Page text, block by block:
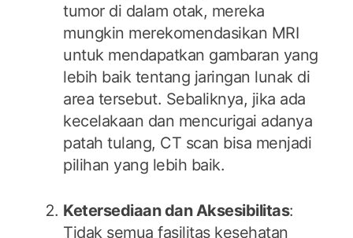
tumor di dalam otak, mereka
mungkin merekomendasikan MRI
untuk mendapatkan gambaran yang
lebih baik tentang jaringan lunak di
area tersebut. Sebaliknya, jika ada
kecelakaan dan mencurigai adanya
patah tulang, CT scan bisa menjadi
pilihan yang lebih baik.
Ketersediaan dan Aksesibilitas:
Tidak semua fasilitas kesehatan